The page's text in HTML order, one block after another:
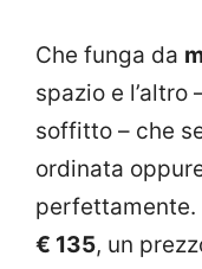
Che funga da
spazio e l’altro
soffitto – che
ordinata
perfettamente.
€ 135, un